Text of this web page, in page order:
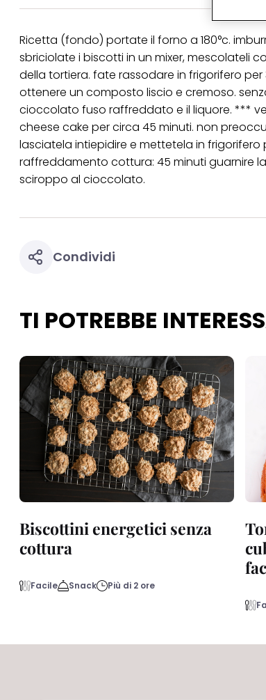
Ricetta (fondo) portate il forno a 180°c.
sbriciolate i biscotti in un mixer, mescolateli
della tortiera. fate rassodare in frigorifero
ottenere un composto liscio e cremoso.
cioccolato fuso raffreddato e il liquore. ***
cheese cake per circa 45 minuti. non
lasciatela intiepidire e mettetela in frigorifero
raffreddamento cottura: 45 minuti guarnire
sciroppo al cioccolato.
Condividi
TI POTREBBE
Biscottini energetici senza
cottura
Facile Snack Più di 2 ore
Puoi
Se fai
per uno
tuoi